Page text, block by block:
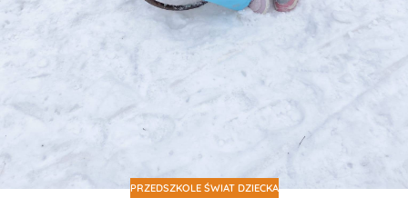
PRZEDSZKOLE ŚWIAT DZIECKA